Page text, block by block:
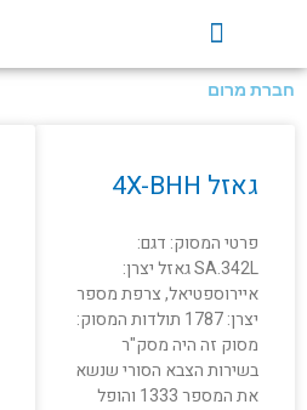
חברת מרום
גאזל 4X-BHH
פרטי המסוק: דגם:
SA.342L גאזל יצרן:
איירוספטיאל, צרפת מספר
יצרן: 1787 תולדות המסוק:
מסוק זה היה מסק"ר
בשירות הצבא הסורי שנשא
את המספר 1333 והופל